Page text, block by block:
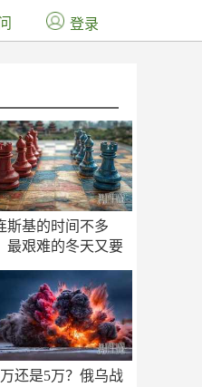
斯基的时间不多
最艰难的冬天又要
还是5万？俄乌战
登录